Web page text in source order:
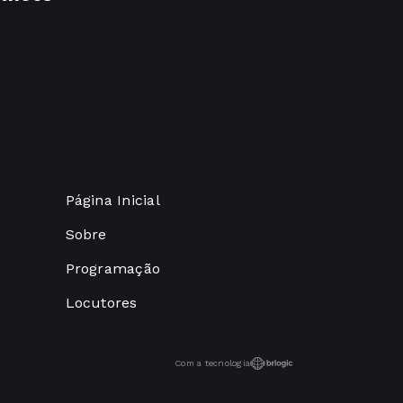
Página Inicial
Sobre
Programação
Locutores
Com a tecnologia